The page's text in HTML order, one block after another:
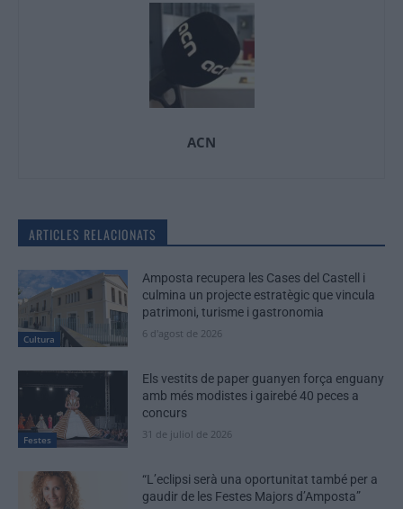
ACN
ARTICLES RELACIONATS
Cultura
Amposta recupera les Cases del Castell i
culmina un projecte estratègic que vincula
patrimoni, turisme i gastronomia
6 d'agost de 2026
Festes
Els vestits de paper guanyen força enguany
amb més modistes i gairebé 40 peces a
concurs
31 de juliol de 2026
“L’eclipsi serà una oportunitat també per a
gaudir de les Festes Majors d’Amposta”